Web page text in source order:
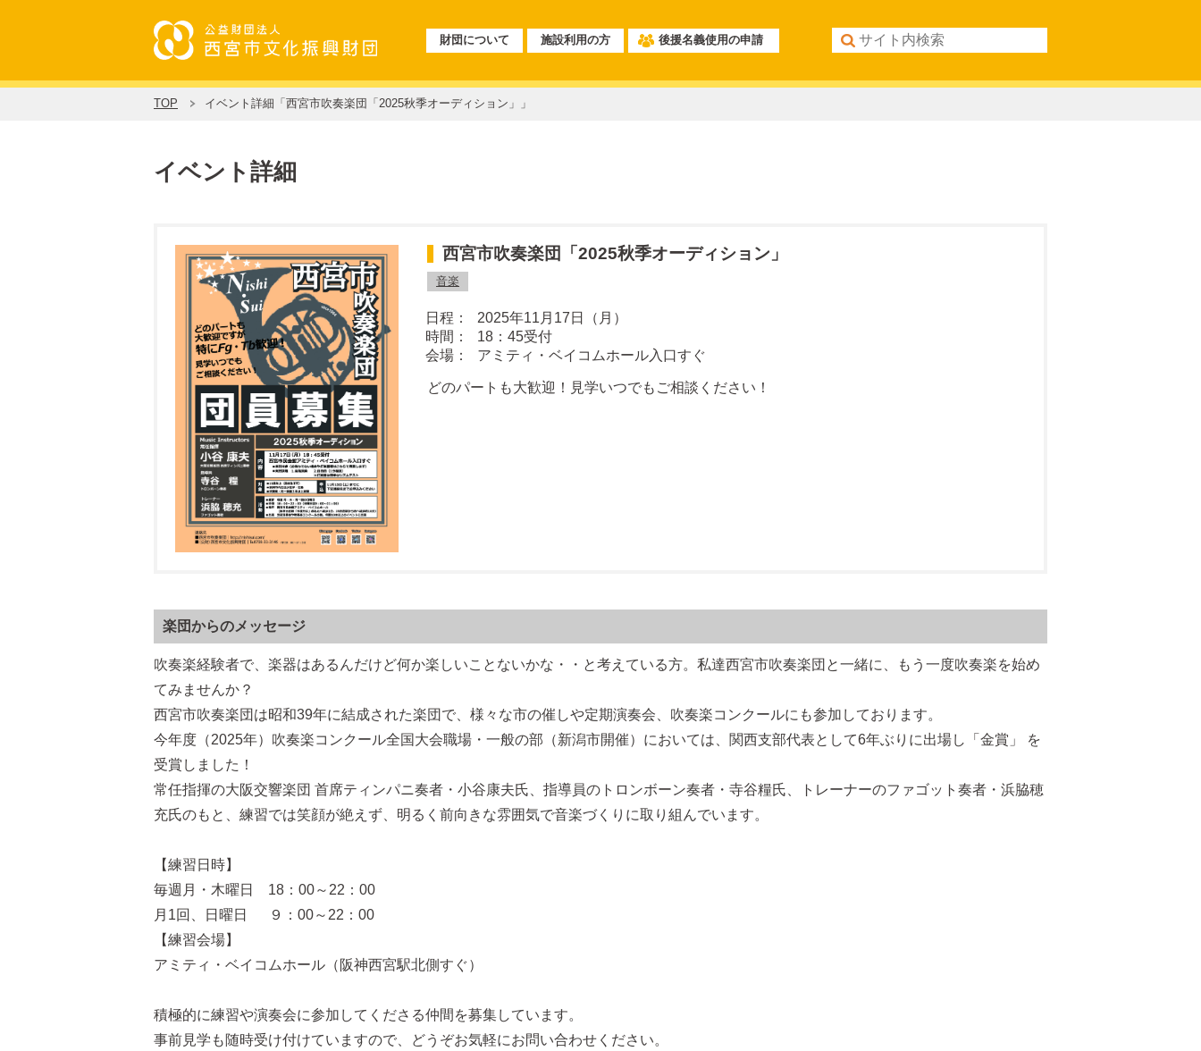
財団について 施設利用の方 後援名義使用の申請
TOP イベント詳細「西宮市吹奏楽団「2025秋季オーディション」」
イベント詳細
西宮市吹奏楽団「2025秋季オーディション」
音楽
2025年11月17日（月）
18：45受付
アミティ・ベイコムホール入口すぐ
どのパートも大歓迎！見学いつでもご相談ください！
楽団からのメッセージ
吹奏楽経験者で、楽器はあるんだけど何か楽しいことないかな・・と考えている方。私達西宮市吹奏楽団と一緒に、もう一度吹奏楽を始め
てみませんか？
西宮市吹奏楽団は昭和39年に結成された楽団で、様々な市の催しや定期演奏会、吹奏楽コンクールにも参加しております。
今年度（2025年）吹奏楽コンクール全国大会職場・一般の部（新潟市開催）においては、関西支部代表として6年ぶりに出場し「金賞」 を
受賞しました！
常任指揮の大阪交響楽団 首席ティンパニ奏者・小谷康夫氏、 指導員のトロンボーン奏者・寺谷糧氏、トレーナーのファゴット奏者・浜脇穂
充氏のもと、 練習では笑顔が絶えず、明るく前向きな雰囲気で音楽づくりに取り組んでいます。
【練習日時】
毎週月・木曜日 18：00～22：00
月1回、日曜日 ９：00～22：00
【練習会場】
アミティ・ベイコムホール（阪神西宮駅北側すぐ）
積極的に練習や演奏会に参加してくださる仲間を募集しています。
事前見学も随時受け付けていますので、どうぞお気軽にお問い合わせください。